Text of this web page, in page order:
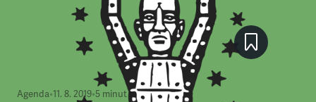
Agenda•11. 8. 2019•5 minut